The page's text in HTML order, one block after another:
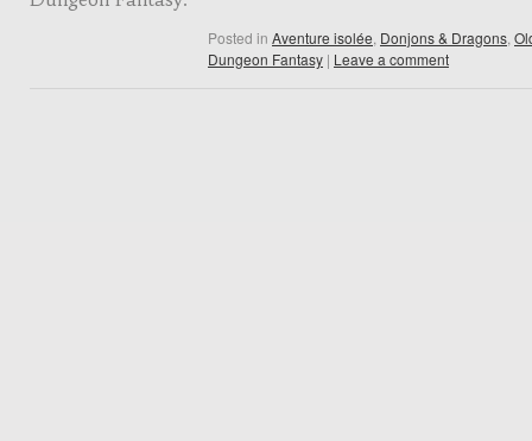
Posted in Aventure isolée Donjons & Dragons
Dungeon Fantasy | Leave a comment